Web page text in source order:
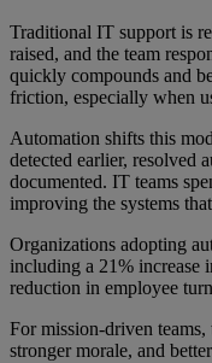
Traditional IT support is
raised, and the team
quickly compounds and
friction, especially when
Automation shifts this
detected earlier, resolved
documented. IT teams
improving the systems
Organizations adopting
including a 21% increase
reduction in employee
For mission-driven teams,
stronger morale, and